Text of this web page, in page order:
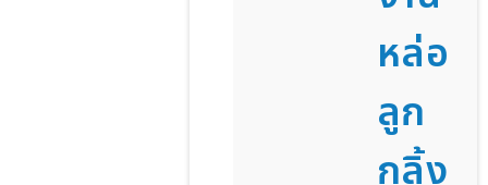
หล่อ
ลูก
กลิ้ง